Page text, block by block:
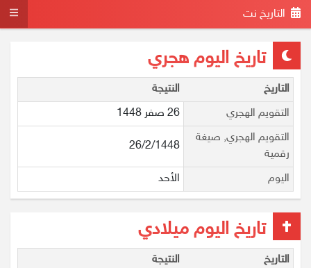
التاريخ نت
تاريخ اليوم هجري
التاريخ
النتيجة
التقويم الهجري
26 صفر 1448
التقويم الهجري, صيغة
رقمية
26/2/1448
اليوم الأحد
تاريخ اليوم ميلادي
التاريخ
النتيجة